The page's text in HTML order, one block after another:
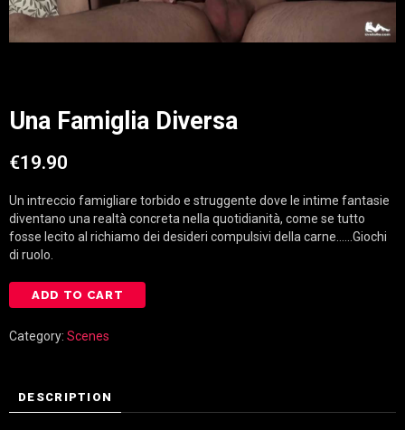
Una Famiglia Diversa
€19.90
Un intreccio famigliare torbido e struggente dove le intime fantasie
diventano una realtà concreta nella quotidianità, come se tutto
fosse lecito al richiamo dei desideri compulsivi della carne……Giochi
di ruolo.
U
n
F
ADD TO CART
Category: Scenes
DESCRIPTION